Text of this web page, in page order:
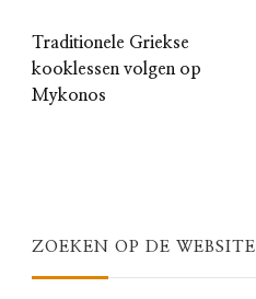
Traditionele Griekse
kooklessen volgen op
Mykonos
ZOEKEN OP DE WEBSITE